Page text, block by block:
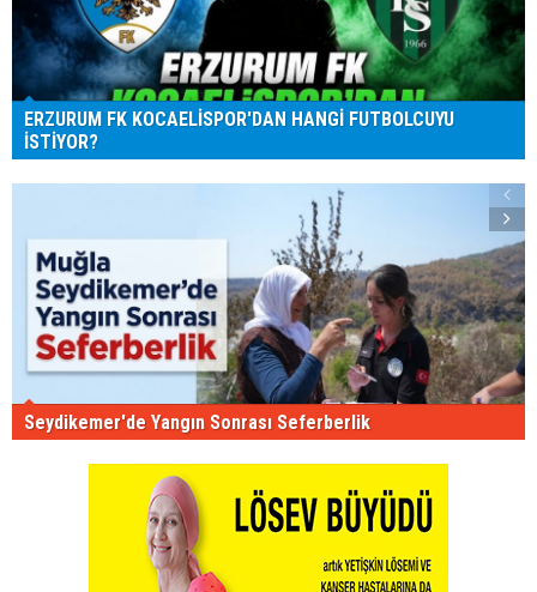
ERZURUM FK KOCAELİSPOR'DAN HANGİ FUTBOLCUYU
İSTİYOR?
Seydikemer'de Yangın Sonrası Seferberlik